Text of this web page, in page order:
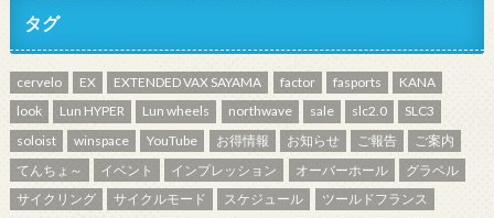
タグ
cervelo EX EXTENDED VAX SAYAMA factor fasports
KANA
look
Lun HYPER Lun wheels northwave sale slc2.0
SLC3
soloist
winspace YouTube お得情報 お知らせ ご報告
ご案内
てんちょ～
イベント インプレッション オーバーホール
グラベル
サイクリング
サイクルモード スケジュール
ツールドフランス